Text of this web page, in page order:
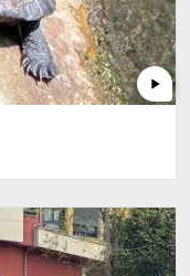
play_arrow